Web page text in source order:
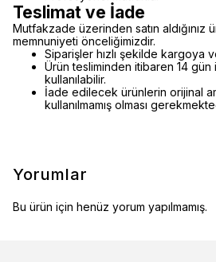
Teslimat ve İade
Mutfakzade üzerinden satın aldığınız
memnuniyeti önceliğimizdir.
Siparişler hızlı şekilde kargoya
Ürün tesliminden itibaren 14 gün
kullanılabilir.
İade edilecek ürünlerin orijinal
kullanılmamış olması
Yorumlar
Bu ürün için henüz yorum yapılmamış.